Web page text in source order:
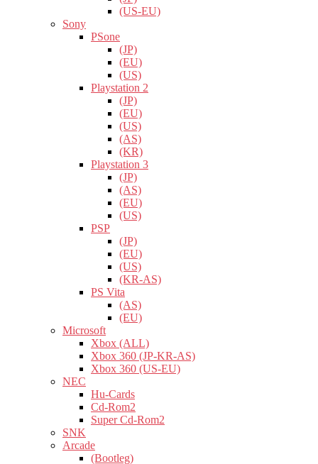
(US-EU)
Sony
PSone
(JP)
(EU)
(US)
Playstation 2
(JP)
(EU)
(US)
(AS)
(KR)
Playstation 3
(JP)
(AS)
(EU)
(US)
PSP
(JP)
(EU)
(US)
(KR-AS)
PS Vita
(AS)
(EU)
Microsoft
Xbox (ALL)
Xbox 360 (JP-KR-AS)
Xbox 360 (US-EU)
NEC
Hu-Cards
Cd-Rom2
Super Cd-Rom2
SNK
Arcade
(Bootleg)